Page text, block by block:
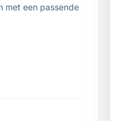
met een passende